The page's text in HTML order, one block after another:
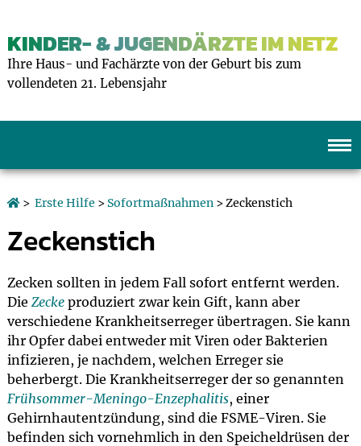
KINDER- & JUGENDÄRZTE IM NETZ
Ihre Haus- und Fachärzte von der Geburt bis zum
vollendeten 21. Lebensjahr
> Erste Hilfe > Sofortmaßnahmen> Zeckenstich
Zeckenstich
Zecken sollten in jedem Fall sofort entfernt werden.
Die Zeckeproduziert zwar kein Gift, kann aber
verschiedene Krankheitserreger übertragen. Sie kann
ihr Opfer dabei entweder mit Viren oder Bakterien
infizieren, je nachdem, welchen Erreger sie
beherbergt. Die Krankheitserreger der so genannten
Frühsommer-Meningo-Enzephalitis, einer
Gehirnhautentzündung, sind die FSME-Viren. Sie
befinden sich vornehmlich in den Speicheldrüsen der